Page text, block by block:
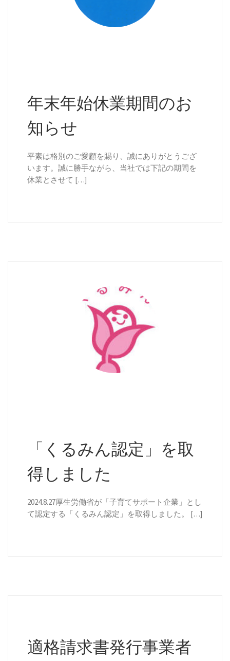
年末年始休業期間のお
知らせ
平素は格別のご愛顧を賜り、誠にありがとうござ
います。誠に勝手ながら、当社では下記の期間を
休業とさせて […]
「くるみん認定」を取
得しました
2024.8.27厚生労働省が「子育てサポート企業」とし
て認定する「くるみん認定」を取得しました。 […]
適格請求書発行事業者